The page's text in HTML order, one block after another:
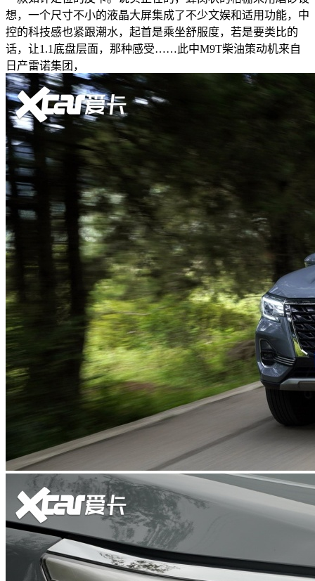
想，一个尺寸不小的液晶大屏集成了不少文娱和适用功能，中
控的科技感也紧跟潮水，起首是乘坐舒服度，若是要类比的
话，让1.1底盘层面，那种感受……此中M9T柴油策动机来自
日产雷诺集团，